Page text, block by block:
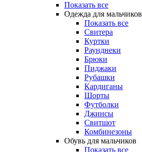
Показать все
Одежда для мальчиков
Показать все
Свитера
Куртки
Раунднеки
Брюки
Пиджаки
Рубашки
Кардиганы
Шорты
Футболки
Джинсы
Свитшот
Комбинезоны
Обувь для мальчиков
Показать все